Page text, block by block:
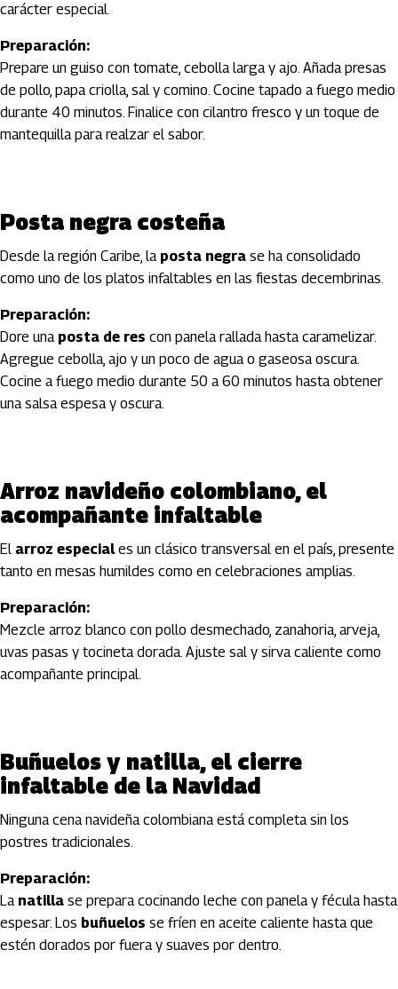
carácter especial.
Preparación:
Prepare un guiso con tomate, cebolla larga y ajo. Añada presas
de pollo, papa criolla, sal y comino. Cocine tapado a fuego medio
durante 40 minutos. Finalice con cilantro fresco y un toque de
mantequilla para realzar el sabor.
Posta negra costeña
Desde la región Caribe, la posta negra se ha consolidado
como uno de los platos infaltables en las fiestas decembrinas.
Preparación:
Dore una posta de res con panela rallada hasta caramelizar.
Agregue cebolla, ajo y un poco de agua o gaseosa oscura.
Cocine a fuego medio durante 50 a 60 minutos hasta obtener
una salsa espesa y oscura.
Arroz navideño colombiano, el
acompañante infaltable
El arroz especiales un clásico transversal en el país, presente
tanto en mesas humildes como en celebraciones amplias.
Preparación:
Mezcle arroz blanco con pollo desmechado, zanahoria, arveja,
uvas pasas y tocineta dorada. Ajuste sal y sirva caliente como
acompañante principal.
Buñuelos y natilla, el cierre
infaltable de la Navidad
Ninguna cena navideña colombiana está completa sin los
postres tradicionales.
Preparación:
La natilla se prepara cocinando leche con panela y fécula hasta
espesar. Los buñuelos se fríen en aceite caliente hasta que
estén dorados por fuera y suaves por dentro.